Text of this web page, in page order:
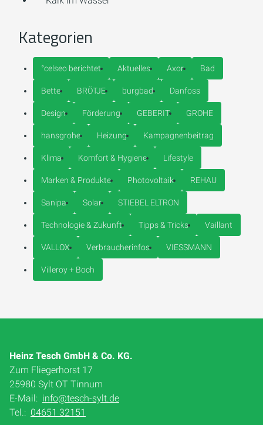
Kategorien
°celseo berichtet Aktuelles Axor Bad
Bette BRÖTJE burgbad Danfoss
Design Förderung GEBERIT GROHE
hansgrohe Heizung Kampagnenbeitrag
Klima Komfort & Hygiene Lifestyle
Marken & Produkte Photovoltaik REHAU
Sanipa Solar STIEBEL ELTRON
Technologie & Zukunft Tipps & Tricks Vaillant
VALLOX Verbraucherinfos VIESSMANN
Villeroy + Boch
Heinz Tesch GmbH & Co. KG.
Zum Fliegerhorst 17
25980 Sylt OT Tinnum
E-Mail: info@tesch-sylt.de
Tel.: 04651 32151